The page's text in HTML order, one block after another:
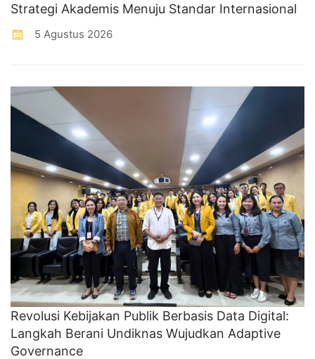
Strategi Akademis Menuju Standar Internasional
5 Agustus 2026
Revolusi Kebijakan Publik Berbasis Data Digital:
Langkah Berani Undiknas Wujudkan Adaptive
Governance